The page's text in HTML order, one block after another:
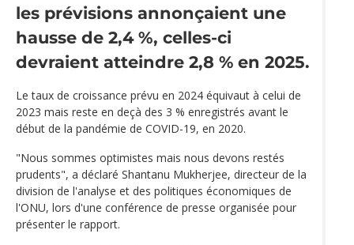
les prévisions annonçaient une
hausse de 2,4 %, celles-ci
devraient atteindre 2,8 % en 2025.
Le taux de croissance prévu en 2024 équivaut à celui de
2023 mais reste en deçà des 3 % enregistrés avant le
début de la pandémie de COVID-19, en 2020.
"Nous sommes optimistes mais nous devons restés
prudents", a déclaré Shantanu Mukherjee, directeur de la
division de l'analyse et des politiques économiques de
l'ONU, lors d'une conférence de presse organisée pour
présenter le rapport.